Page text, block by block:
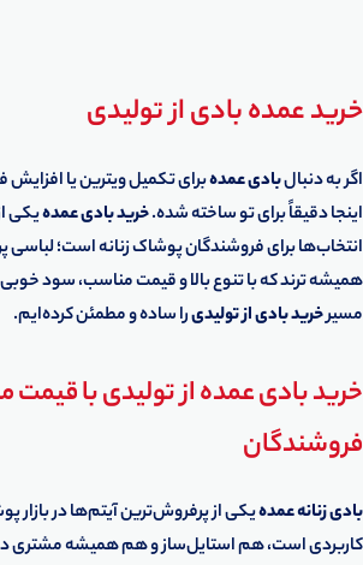
خرید عمده بادی از تولیدی
اگر به دنبالبادی عمدهبرای تکمیل ویترین یا
اینجا دقیقاً برای تو ساخته شده.خرید بادی عمدهیکی
انتخاب‌ها برای فروشندگان پوشاک زنانه است؛ لباسی
همیشه ترند که با تنوع بالا و قیمت مناسب، سود
مسیرخرید بادی از تولیدیرا ساده و مطمئن کرده‌ایم.
خرید بادی عمده از تولیدی با قیمت
فروشندگان
بادی زنانه عمدهیکی از پرفروش‌ترین آیتم‌ها در
کاربردی است، هم استایل‌ساز و هم همیشه مشتری